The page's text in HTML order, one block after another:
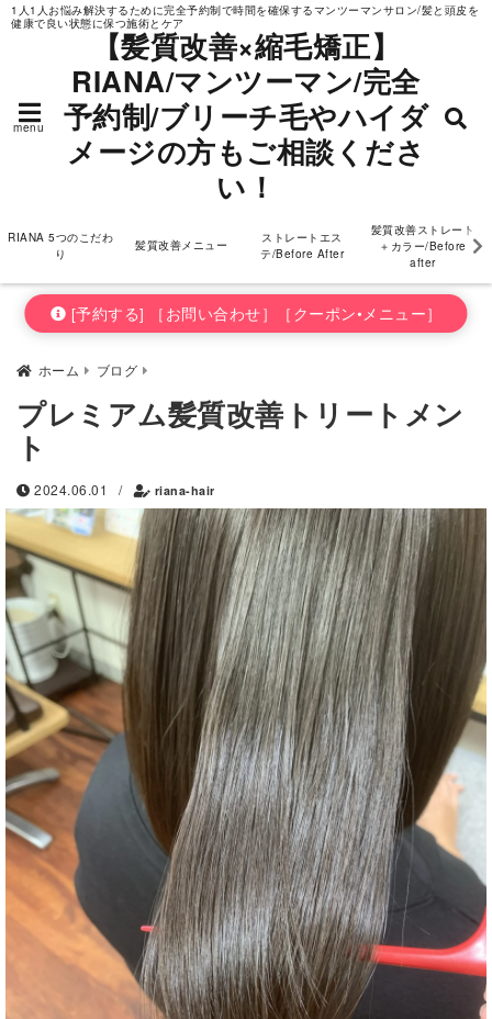
1人1人お悩み解決するために完全予約制で時間を確保するマンツーマンサロン/髪と頭皮を
健康で良い状態に保つ施術とケア
menu
【髪質改善×縮毛矯正】
RIANA/マンツーマン/完全
予約制/ブリーチ毛やハイダ
メージの方もご相談くださ
い！
RIANA 5つのこだわ
り
髪質改善メニュー
ストレートエス
テ/Before After
髪質改善ストレート
＋カラー/Before
after
[予約する] ［お問い合わせ］［クーポン•メニュー］
ホーム ブログ
プレミアム髪質改善トリートメン
ト
2024.06.01 / riana-hair
ダメージの方もご相
談ください！